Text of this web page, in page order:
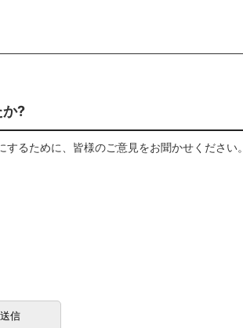
か?
るために、皆様のご意見をお聞かせください。